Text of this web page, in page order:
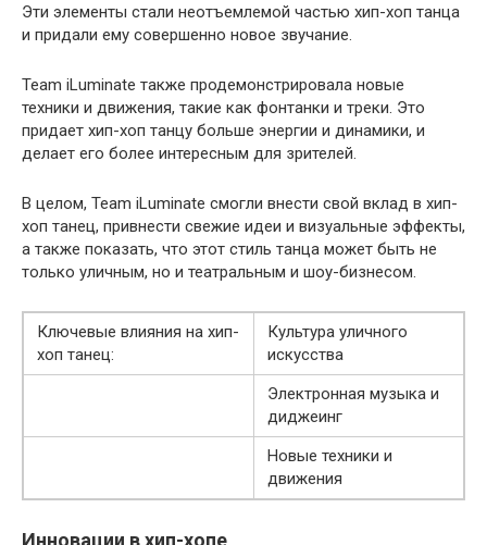
Эти элементы стали неотъемлемой частью хип-хоп танца
и придали ему совершенно новое звучание.
Team iLuminate также продемонстрировала новые
техники и движения, такие как фонтанки и треки. Это
придает хип-хоп танцу больше энергии и динамики, и
делает его более интересным для зрителей.
В целом, Team iLuminate смогли внести свой вклад в хип-
хоп танец, привнести свежие идеи и визуальные эффекты,
а также показать, что этот стиль танца может быть не
только уличным, но и театральным и шоу-бизнесом.
Ключевые влияния на хип-
хоп танец:
Культура уличного
искусства
Электронная музыка и
диджеинг
Новые техники и
движения
Инновации в хип-хопе